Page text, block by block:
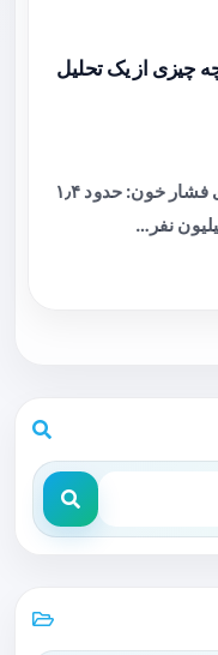
چیزی از یک تحلیل
خلاصه سریع برای خواننده شیوع بالای فشار خون: حدود ۱٫۴